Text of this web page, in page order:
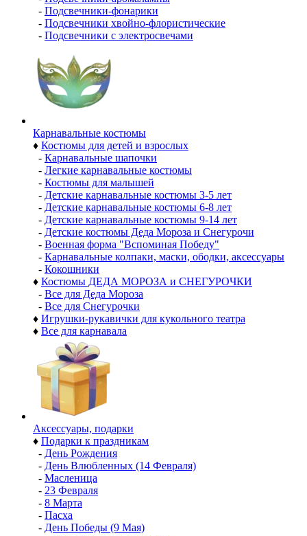
- Подсвечники-фонарики
- Подсвечники хвойно-флористические
- Подсвечники с электросвечами
Карнавальные костюмы
♦ Костюмы для детей и взрослых
- Карнавальные шапочки
- Легкие карнавальные костюмы
- Костюмы для малышей
- Детские карнавальные костюмы 3-5 лет
- Детские карнавальные костюмы 6-8 лет
- Детские карнавальные костюмы 9-14 лет
- Детские костюмы Деда Мороза и Снегурочи
- Военная форма "Вспоминая Победу"
- Карнавальные колпаки, маски, ободки, аксессуары
- Кокошники
♦ Костюмы ДЕДА МОРОЗА и СНЕГУРОЧКИ
- Все для Деда Мороза
- Все для Снегурочки
♦ Игрушки-рукавички для кукольного театра
♦ Все для карнавала
Аксессуары, подарки
♦ Подарки к праздникам
- День Рождения
- День Влюбленных (14 Февраля)
- Масленица
- 23 Февраля
- 8 Марта
- Пасха
- День Победы (9 Мая)